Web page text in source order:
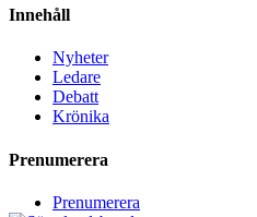
Innehåll
Nyheter
Ledare
Debatt
Krönika
Prenumerera
Prenumerera